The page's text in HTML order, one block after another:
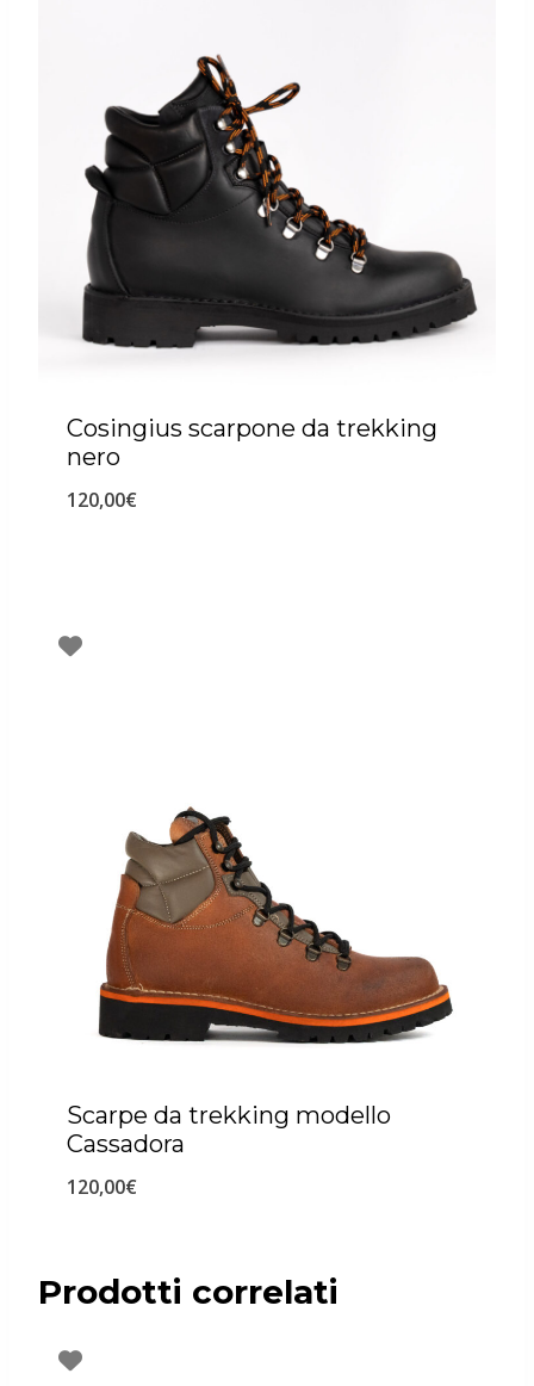
Cosingius scarpone da trekking
nero
120,00€
Scarpe da trekking modello
Cassadora
120,00€
Prodotti correlati